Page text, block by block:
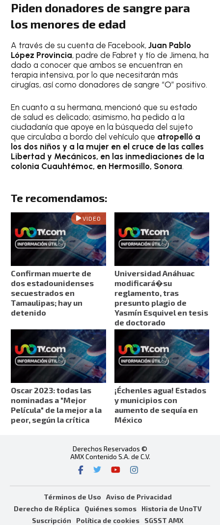
Piden donadores de sangre para
los menores de edad
A través de su cuenta de Facebook,Juan Pablo
López Provincia, padre de Fabret y tío de Jimena, ha
dado a conocer que ambos se encuentran en
terapia intensiva, por lo que necesitarán más
cirugías, así como donadores de sangre “O” positivo.
En cuanto a su hermana, mencionó que su estado
de salud es delicado; asimismo, ha pedido a la
ciudadanía que apoye en la búsqueda del sujeto
que circulaba a bordo del vehículo que atropelló a
los dos niños y a la mujer en el cruce de las calles
Libertad y Mecánicos, en las inmediaciones de la
colonia Cuauhtémoc, en Hermosillo, Sonora.
Te recomendamos:
VIDEO
Confirman muerte de
dos estadounidenses
secuestrados en
Tamaulipas; hay un
detenido
Universidad Anáhuac
modificará�su
reglamento, tras
presunto plagio de
Yasmín Esquivel en tesis
de doctorado
Oscar 2023: todas las
nominadas a "Mejor
Película" de la mejor a la
peor, según la crítica
¡Échenles agua! Estados
y municipios con
aumento de sequía en
México
Derechos Reservados ©
AMX Contenido S.A. de C.V.
Términos de Uso
Aviso de Privacidad
Derecho de Réplica
Quiénes somos
Historia de UnoTV
Suscripción
Política de cookies SGSST AMX